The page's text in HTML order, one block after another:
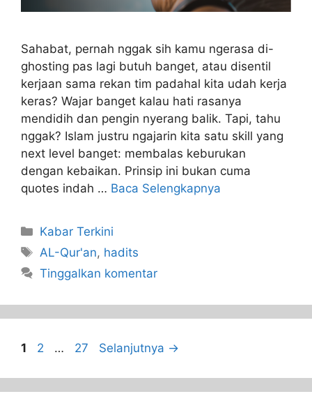
Sahabat, pernah nggak sih kamu ngerasa di-
ghosting pas lagi butuh banget, atau disentil
kerjaan sama rekan tim padahal kita udah kerja
keras? Wajar banget kalau hati rasanya
mendidih dan pengin nyerang balik. Tapi, tahu
nggak? Islam justru ngajarin kita satu skill yang
next level banget: membalas keburukan
dengan kebaikan. Prinsip ini bukan cuma
quotes indah … Baca Selengkapnya
Kabar Terkini
AL-Qur'an, hadits
Tinggalkan komentar
1 2 … 27 Selanjutnya →